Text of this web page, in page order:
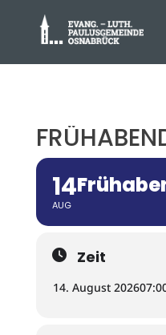
14
AUG
Zeit
14. August 2026